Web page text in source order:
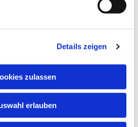
Details zeigen
zulassen
erlauben